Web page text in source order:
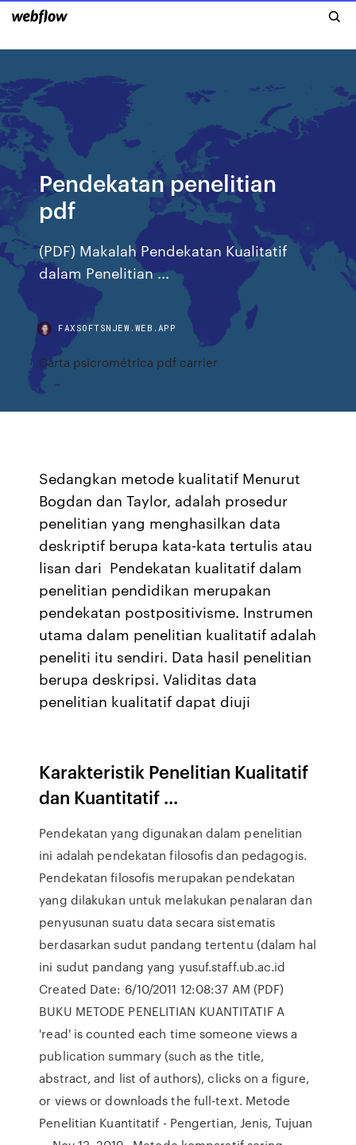
Pendekatan penelitian
pdf
(PDF) Makalah Pendekatan Kualitatif
dalam Penelitian ...
FAXSOFTSNJEW.WEB.APP
Carta psicrométrica pdf carrier
Sedangkan metode kualitatif Menurut
Bogdan dan Taylor, adalah prosedur
penelitian yang menghasilkan data
deskriptif berupa kata-kata tertulis atau
lisan dari Pendekatan kualitatif dalam
penelitian pendidikan merupakan
pendekatan postpositivisme. Instrumen
utama dalam penelitian kualitatif adalah
peneliti itu sendiri. Data hasil penelitian
berupa deskripsi. Validitas data
penelitian kualitatif dapat diuji
Karakteristik Penelitian Kualitatif
dan Kuantitatif ...
Pendekatan yang digunakan dalam penelitian
ini adalah pendekatan filosofis dan pedagogis.
Pendekatan filosofis merupakan pendekatan
yang dilakukan untuk melakukan penalaran dan
penyusunan suatu data secara sistematis
berdasarkan sudut pandang tertentu (dalam hal
ini sudut pandang yang yusuf.staff.ub.ac.id
Created Date: 6/10/2011 12:08:37 AM (PDF)
BUKU METODE PENELITIAN KUANTITATIF A
'read' is counted each time someone views a
publication summary (such as the title,
abstract, and list of authors), clicks on a figure,
or views or downloads the full-text. Metode
Penelitian Kuantitatif - Pengertian, Jenis, Tujuan